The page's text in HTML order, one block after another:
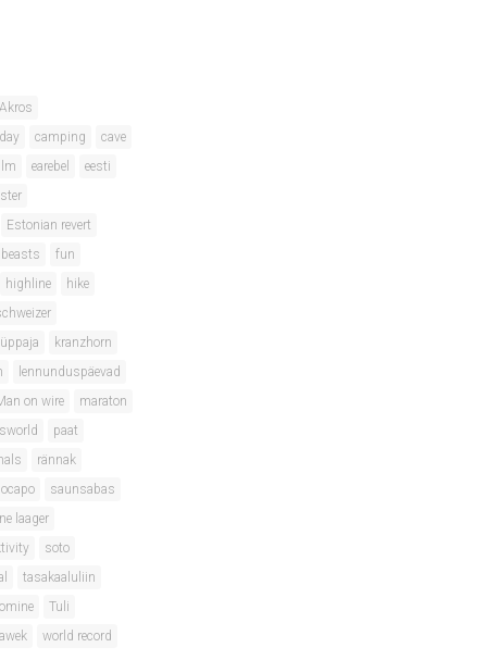
Akros
camping
cave
earebel
eesti
Estonian revert
fun
highline
hike
kranzhorn
lennunduspäevad
on wire
maraton
paat
rännak
saunsabas
laager
soto
tasakaaluliin
Tuli
world record